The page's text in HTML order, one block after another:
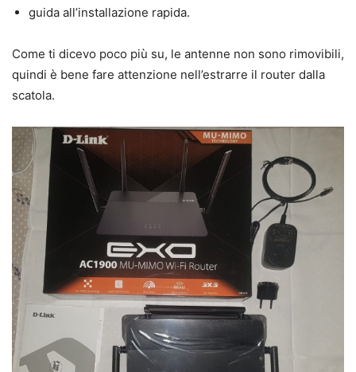
guida all’installazione rapida.
Come ti dicevo poco più su, le antenne non sono rimovibili,
quindi è bene fare attenzione nell’estrarre il router dalla
scatola.